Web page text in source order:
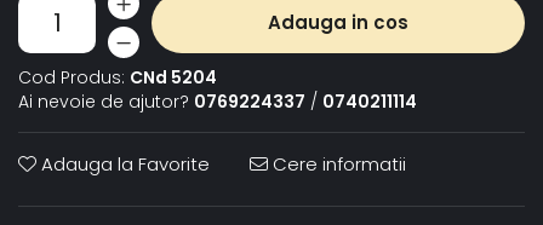
Adauga in cos
Cod Produs: CNd 5204
Ai nevoie de ajutor? 0769224337 / 0740211114
Adauga la Favorite Cere informatii